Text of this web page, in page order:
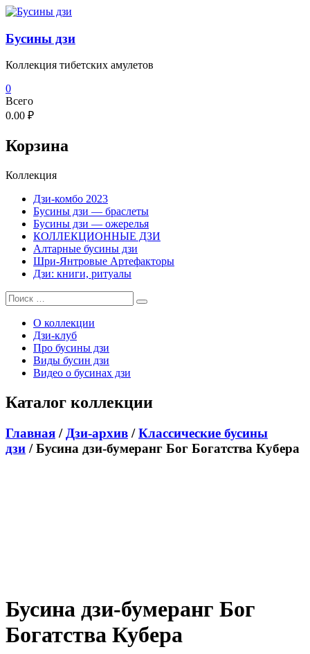
Перейти
содержимому
Бусины дзи
Коллекция тибетских амулетов
0
Всего
0.00 ₽
Корзина
Коллекция
Дзи-комбо 2023
Бусины дзи — браслеты
Бусины дзи — ожерелья
КОЛЛЕКЦИОННЫЕ ДЗИ
Алтарные бусины дзи
Шри-Янтровые Артефакторы
Дзи: книги, ритуалы
О коллекции
Дзи-клуб
Про бусины дзи
Виды бусин дзи
Видео о бусинах дзи
Каталог коллекции
Главная / Дзи-архив /Классические бусины
дзи / Бусина дзи-бумеранг Бог Богатства Кубера
Бусина дзи-бумеранг Бог
Богатства Кубера